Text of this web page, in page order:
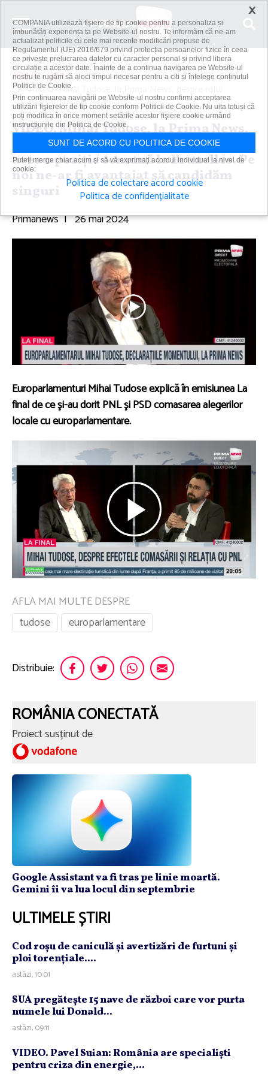
Acasă
Știri
VIDEO. Mihai Tudose, la Prima News, despre rolul
comasării: Nevoia de a avea...
VIDEO. Mihai Tudose, la Prima News,
despre rolul comasării: Nevoia de a
avea o poziţie comună la Bruxelles. Pe
noi ne-ar fi avantajat să candidăm
singuri
Primanews | 26 mai 2024
Europarlamenturi Mihai Tudose explică în emisiunea La
final de ce şi-au dorit PNL şi PSD comasarea alegerilor
locale cu europarlamentare.
AFLA MAI MULTE DESPRE
tudose
europarlamentare
Distribuie:
ROMÂNIA CONECTATĂ
Proiect susținut de
Google Assistant va fi tras pe linie moartă.
Gemini îi va lua locul din septembrie
ULTIMELE ȘTIRI
Cod roşu de caniculă şi avertizări de furtuni şi
ploi torenţiale....
astăzi, 10:01
SUA pregăteşte 15 nave de război care vor purta
numele lui Donald...
astăzi, 09:11
VIDEO. Pavel Suian: România are specialişti
pentru criza din energie,...
×
COMPANIA utilizează fişiere de tip cookie pentru a personaliza și
îmbunătăți experiența ta pe Website-ul nostru. Te informăm că ne-am
actualizat politicile cu cele mai recente modificări propuse de
Regulamentul (UE) 2016/679 privind protecția persoanelor fizice în ceea
ce privește prelucrarea datelor cu caracter personal și privind libera
circulație a acestor date. Înainte de a continua navigarea pe Website-ul
nostru te rugăm să aloci timpul necesar pentru a citi și înțelege conținutul
Politicii de Cookie.
Prin continuarea navigării pe Website-ul nostru confirmi acceptarea
utilizării fişierelor de tip cookie conform Politicii de Cookie. Nu uita totuși că
poți modifica în orice moment setările acestor fişiere cookie urmând
instrucțiunile din Politica de Cookie.
SUNT DE ACORD CU POLITICA DE COOKIE
Puteți merge chiar acum și să vă exprimați acordul individual la nivel de
cookie:
Politica de colectare acord cookie
Politica de confidențialitate